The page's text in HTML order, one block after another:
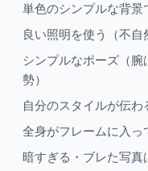
単色のシンプルな背景
良い照明を使う（不自
シンプルなポーズ（
勢）
自分のスタイルが伝わ
全身がフレームに入っ
暗すぎる・ブレた写真